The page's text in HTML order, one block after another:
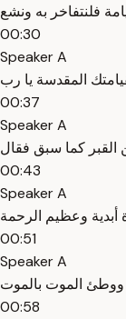
فلنتفاخر به ونشع
00:30
Speaker A
المقدسة يا رب
00:37
Speaker A
القبر كما سبق فقال
00:43
Speaker A
أبدية وعظيم الرحمة
00:51
Speaker A
ووطئ الموت بالموت
00:58